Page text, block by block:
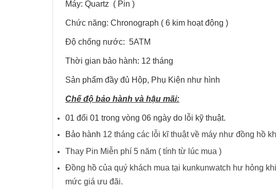
Máy: Quartz ( Pin )
Chức năng: Chronograph ( 6 kim hoạt động )
Độ chống nước: 5ATM
Thời gian bảo hành: 12 tháng
Sản phẩm đầy đủ Hộp, Phụ Kiện như hình
Chế độ bảo hành và hậu mãi:
01 đổi 01 trong vòng 06 ngày do lỗi kỹ thuật.
Bảo hành 12 tháng các lỗi kĩ thuật về máy như đồng hồ
Thay Pin Miễn phí 5 năm ( tính từ lúc mua )
Đồng hồ của quý khách mua tại kunkunwatch hư hỏng
mức giá ưu đãi.